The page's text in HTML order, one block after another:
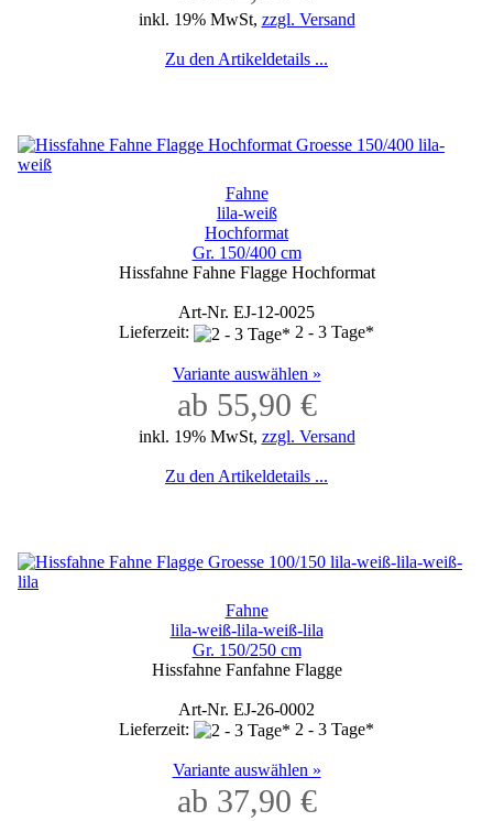
inkl. 19% MwSt, zzgl. Versand
Zu den Artikeldetails ...
Fahne
lila-weiß
Hochformat
Gr. 150/400 cm
Hissfahne Fahne Flagge Hochformat
Art-Nr. EJ-12-0025
Lieferzeit:
2 - 3 Tage*
Variante auswählen »
ab 55,90 €
inkl. 19% MwSt, zzgl. Versand
Zu den Artikeldetails ...
Fahne
lila-weiß-lila-weiß-lila
Gr. 150/250 cm
Hissfahne Fanfahne Flagge
Art-Nr. EJ-26-0002
Lieferzeit:
2 - 3 Tage*
Variante auswählen »
ab 37,90 €